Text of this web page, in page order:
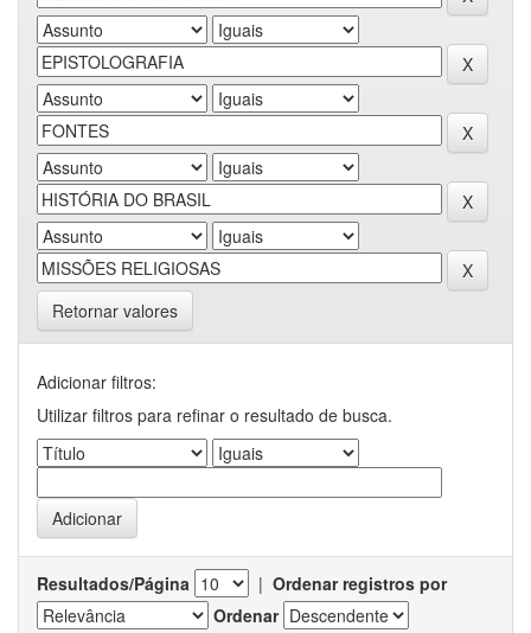
Retornar valores
Adicionar filtros:
Utilizar filtros para refinar o resultado de busca.
Resultados/Página | Ordenar registros por
Ordenar